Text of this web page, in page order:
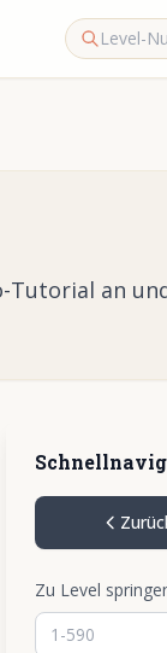
Tutorial an
Zu Level